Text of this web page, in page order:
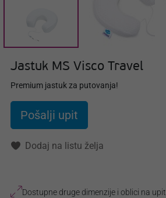
Jastuk MS Visco Travel
Premium jastuk za putovanja!
Pošalji upit
Dodaj na listu želja
Dostupne druge dimenzije i oblici na upit